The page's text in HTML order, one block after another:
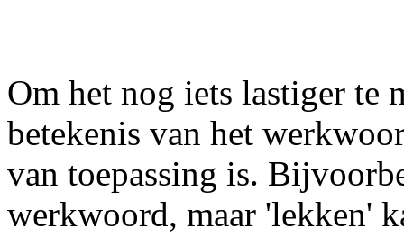
Om het nog iets lastiger te
betekenis van het
van toepassing is.
werkwoord, maar 'lekken'